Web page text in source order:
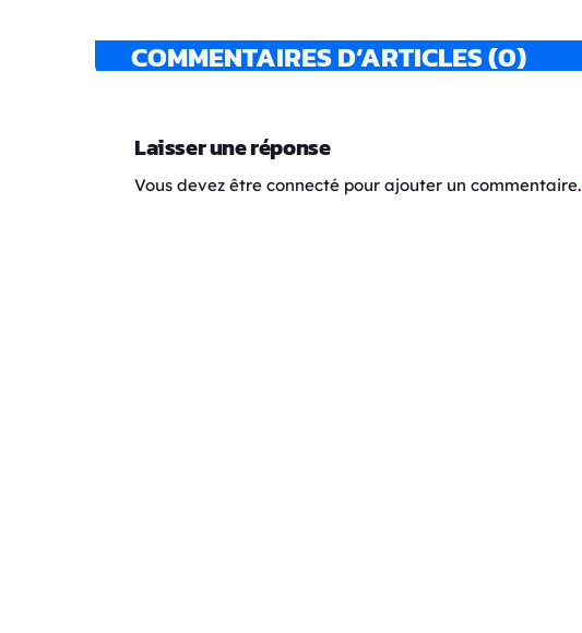
COMMENTAIRES D’ARTICLES (0)
Laisser une réponse
Vous devez être connecté pour ajouter un commentaire.